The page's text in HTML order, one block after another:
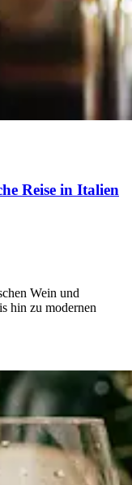
Reise in Italien
Wein und
hin zu modernen